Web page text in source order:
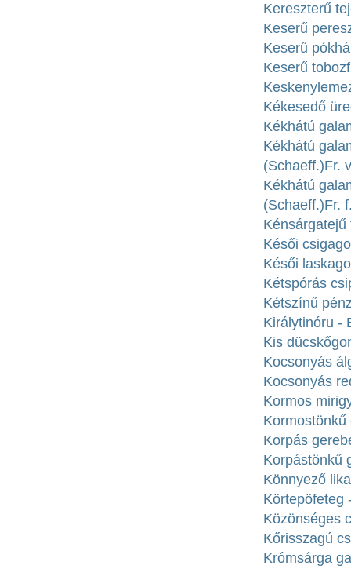
Kereszterű
Keserű
Keserű
Keserű
Kékesedő
Kékhátú
Kékhátú
(Schaeff.)Fr.
Kékhátú
(Schaeff.)Fr.
Késői
Késői
Kétspórás
Kétszínű
Királytinóru -
Kis
Kocsonyás
Kocsonyás
Kormos
Korpás
Korpástönkű
Könnyező
Körtepöfeteg
Közönséges
Kőrisszagú
Krómsárga